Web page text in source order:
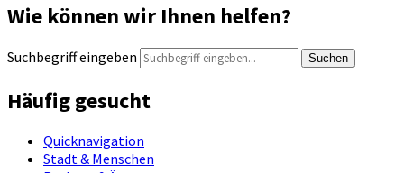
Wie können wir Ihnen helfen?
Suchbegriff eingeben Suchen
Häufig gesucht
Quicknavigation
Stadt & Menschen